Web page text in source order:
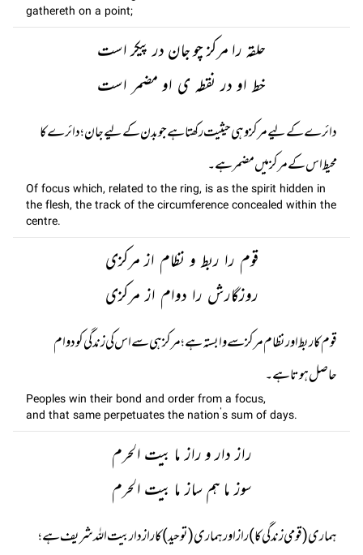
gathereth on a point;
حلقہ را مرکز چو جان در پیکر است
خط او در نقطہ ی او مضمر است
دائرے کے لیے مرکز وہی حیثیت رکھتا ہے جو بدن کے لیے جان؛ دائرے کا
محیط اس کے مرکز میں مضمر ہے۔
Of focus which, related to the ring, is as the spirit hidden in
the flesh, the track of the circumference concealed within the
centre.
قوم را ربط و نظام از مرکزی
روزگارش را دوام از مرکزی
قوم کا ربط اور نظام مرکز سے وابستہ ہے؛ مرکز ہی سے اس کی زندگی کو دوام
حاصل ہوتا ہے۔
Peoples win their bond and order from a focus,
and that same perpetuates the nation’s sum of days.
راز دار و راز ما بیت الحرم
سوز ما ہم ساز ما بیت الحرم
ہماری (قومی زندگی کا) راز اور ہماری (توحید) کا راز دار بیت اللہ شریف ہے؛